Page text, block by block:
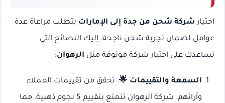
اختيار شركة شحن من جدة إلى الإمارات يتطلب مراعاة عدة
عوامل لضمان تجربة شحن ناجحة. إليك النصائح التي
تساعدك على اختيار شركة موثوقة مثل الرهوان:
السمعة والتقييمات 🌟: تحقق من تقييمات العملاء
وآرائهم. شركة الرهوان تتمتع بتقييم 5 نجوم ذهبية، مما